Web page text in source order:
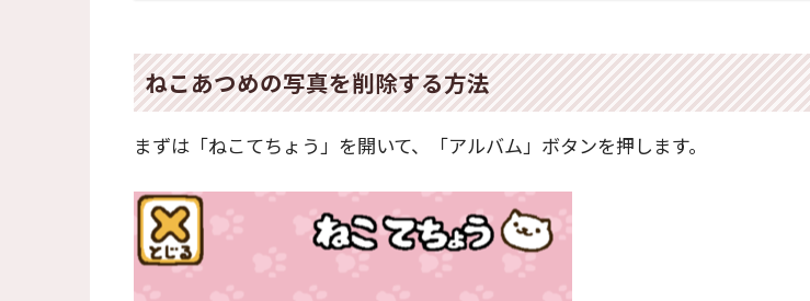
ねこあつめの写真を削除する方法
まずは「ねこてちょう」を開いて、「アルバム」ボタンを押します。